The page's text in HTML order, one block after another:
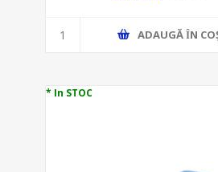
ADAUGĂ ȊN
* In STOC